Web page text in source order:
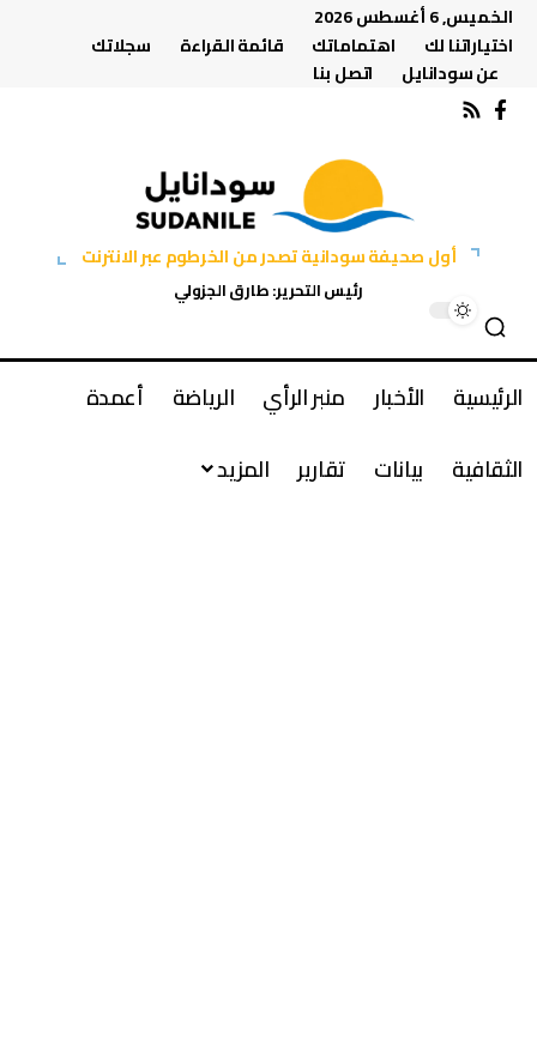
الخميس, 6 أغسطس 2026
اختياراتنا لك
اهتماماتك قائمة القراءة
سجلاتك
عن سودانايل
اتصل بنا
أول صحيفة سودانية تصدر من الخرطوم عبر الانترنت
رئيس التحرير: طارق الجزولي
الرئيسية الأخبار منبر الرأي الرياضة
أعمدة
الثقافية
بيانات تقارير المزيد